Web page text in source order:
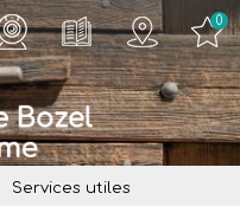
0
Services utiles